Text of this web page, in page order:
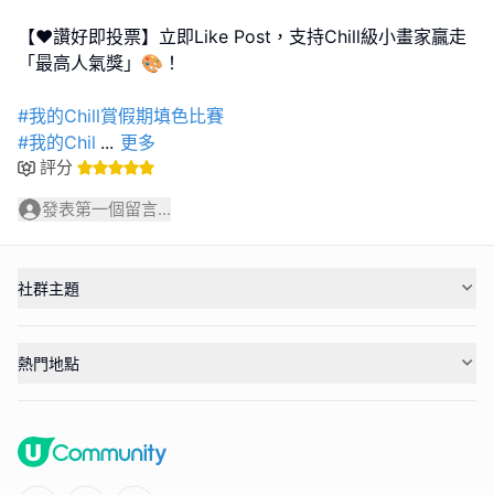
【❤️讚好即投票】立即Like Post，支持Chill級小畫家贏走
「最高人氣獎」🎨！
#我的Chill賞假期填色比賽
#我的Chil ... 更多
評分
發表第一個留言...
社群主題
熱門地點